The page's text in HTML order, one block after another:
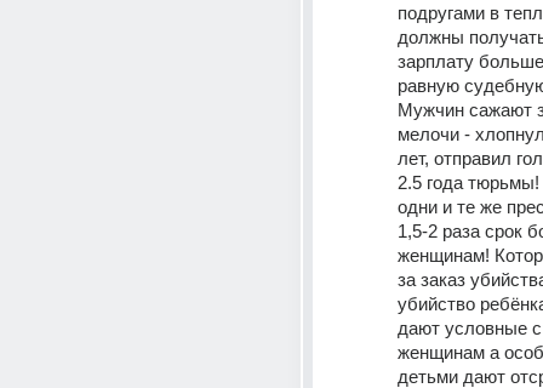
подругами в
должны
зарплату
равную
Мужчин сажают
мелочи -
лет, отправил
2.5 года
одни и те же
1,5-2 раза срок
женщинам!
за заказ
убийство
дают условные
женщинам а
детьми дают